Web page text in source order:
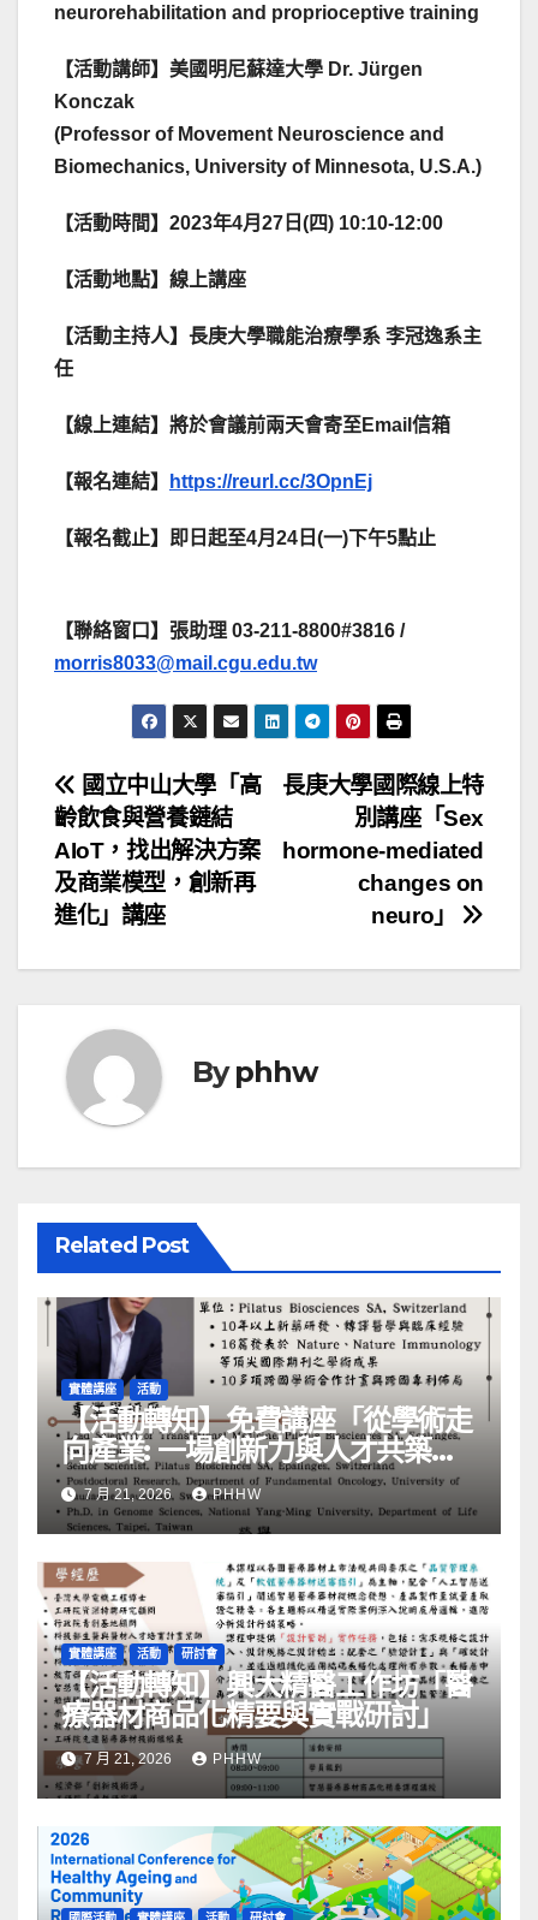
neurorehabilitation and proprioceptive training
【活動講師】美國明尼蘇達大學 Dr. Jürgen
Konczak
(Professor of Movement Neuroscience and
Biomechanics, University of Minnesota, U.S.A.)
【活動時間】2023年4月27日(四) 10:10-12:00
【活動地點】線上講座
【活動主持人】長庚大學職能治療學系 李冠逸系主
任
【線上連結】將於會議前兩天會寄至Email信箱
【報名連結】 https://reurl.cc/3OpnEj
【報名截止】即日起至4月24日(一)下午5點止
【聯絡窗口】張助理 03-211-8800#3816 /
morris8033@mail.cgu.edu.tw
文
章
導
覽
長庚大學國際線上特
別講座「Sex
hormone-mediated
changes on
neuro」
國立中山大學「高
齡飲食與營養鏈結
AIoT，找出解決方案
及商業模型，創新再
進化」講座
Byphhw
Related Post
實體講座 活動
【活動轉知】免費講座「從學術走
向產業: ⼀場創新力與⼈才共築的
旅程」
7 月 21, 2026 PHHW
實體講座 活動 研討會
【活動轉知】興大精醫工作坊「醫
療器材商品化精要與實戰研討」
7 月 21, 2026 PHHW